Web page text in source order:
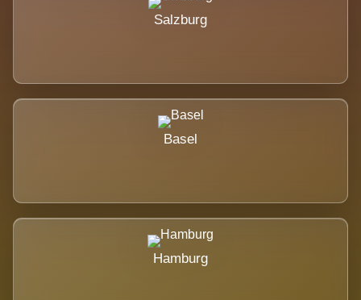
Salzburg
Basel
Hamburg